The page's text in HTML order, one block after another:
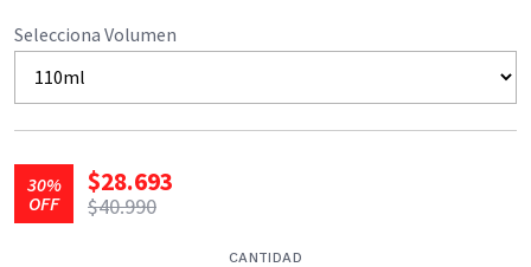
Selecciona Volumen
30%
OFF
$28.693
$40.990
CANTIDAD